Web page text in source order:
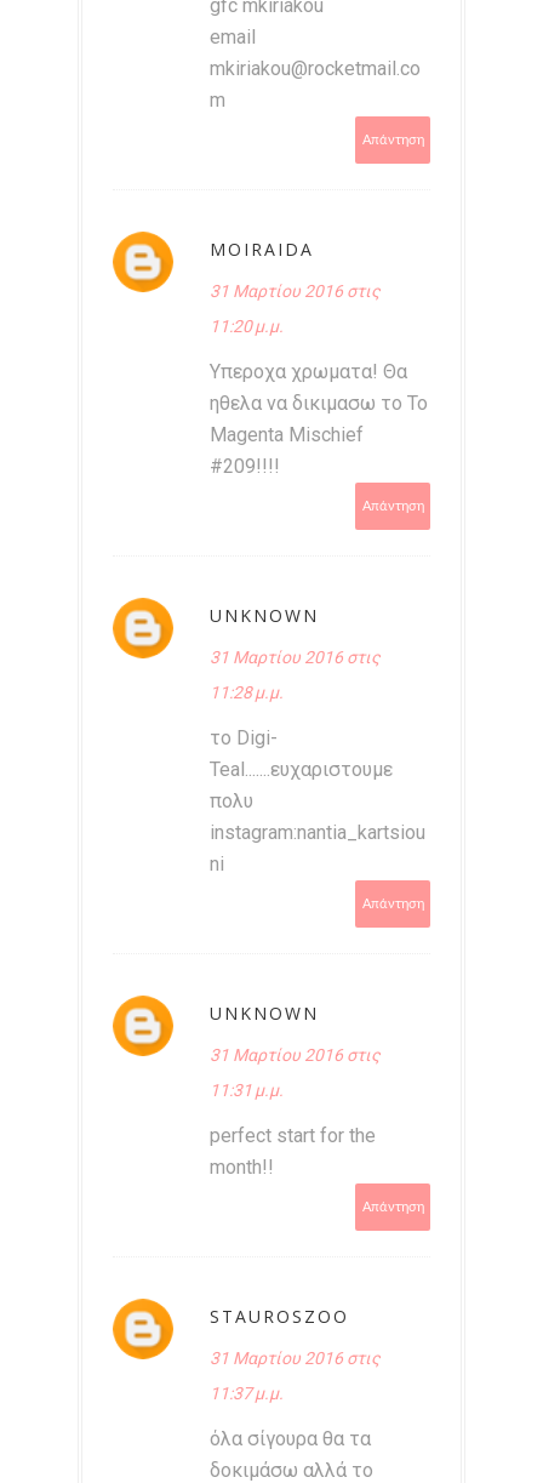
gfc mkiriakou
email
mkiriakou@rocketmail.co
m
Απάντηση
MOIRAIDA
31 Μαρτίου 2016 στις
11:20 μ.μ.
Υπεροχα χρωματα! Θα
ηθελα να δικιμασω το Το
Magenta Mischief
#209!!!!
Απάντηση
UNKNOWN
31 Μαρτίου 2016 στις
11:28 μ.μ.
το Digi-
Teal.......ευχαριστουμε
πολυ
instagram:nantia_kartsiou
ni
Απάντηση
UNKNOWN
31 Μαρτίου 2016 στις
11:31 μ.μ.
perfect start for the
month!!
Απάντηση
STAUROSZOO
31 Μαρτίου 2016 στις
11:37 μ.μ.
όλα σίγουρα θα τα
δοκιμάσω αλλά το